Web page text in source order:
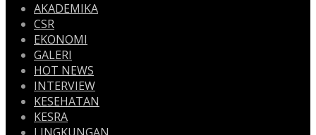
AKADEMIKA
CSR
EKONOMI
GALERI
HOT NEWS
INTERVIEW
KESEHATAN
KESRA